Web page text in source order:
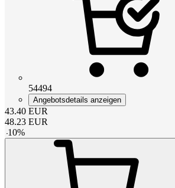
54494
Angebotsdetails anzeigen
43.40 EUR
48.23 EUR
-10%